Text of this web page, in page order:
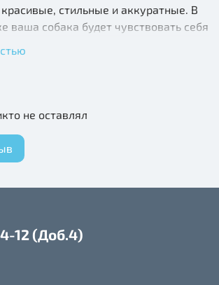
стильные и аккуратные. В
ваша собака будет чувствовать себя
не оставлял
12 (Доб.4)